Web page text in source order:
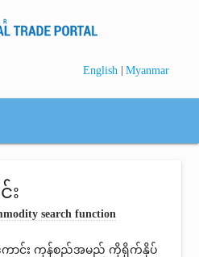
English | Myanmar
း
search function
းကောင်း ကုန်စည်အမည် ကိုရိုက်နှိပ်